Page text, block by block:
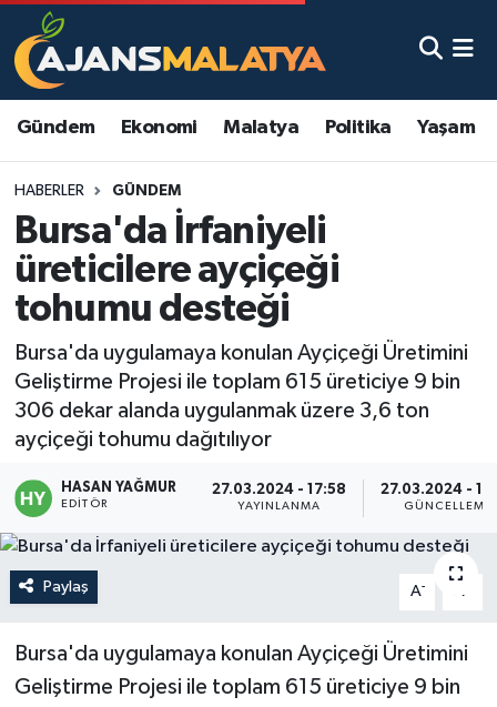
Gündem Ekonomi Malatya Politika Yaşam
HABERLER GÜNDEM
Bursa'da İrfaniyeli
üreticilere ayçiçeği
tohumu desteği
Bursa'da uygulamaya konulan Ayçiçeği Üretimini
Geliştirme Projesi ile toplam 615 üreticiye 9 bin
306 dekar alanda uygulanmak üzere 3,6 ton
ayçiçeği tohumu dağıtılıyor
HASAN YAĞMUR
EDITÖR
27.03.2024 - 17:58
YAYINLANMA
27.03.2024 -
GÜNCELLEME
Paylaş A- A
Bursa'da uygulamaya konulan Ayçiçeği Üretimini
Geliştirme Projesi ile toplam 615 üreticiye 9 bin
Asayiş
Eğitim
Ekonomi
Gündem
Kadın
Kültür & Sanat
Magazin
Politika
Sağlık
Spor
Malatya Nöbetçi Eczaneler
Malatya Namaz Vakitleri
Malatya Trafik Yoğunluk Haritası
TFF 3.Lig 2.Grup Puan Durumu ve Fikstür
Tüm Manşetler
Son Dakika Haberleri
Haber Arşivi